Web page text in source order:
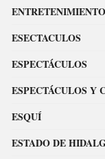
ENTRETENIMIENTO
ESECTACULOS
ESPECTÁCULOS
ESPECTÁCULOS Y
ESQUÍ
ESTADO DE